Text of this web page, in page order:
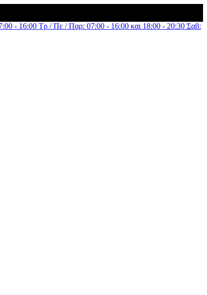
- 16:00 Τρ / Πε / Παρ: 07:00 - 16:00 και 18:00 - 20:30 Σαβ: